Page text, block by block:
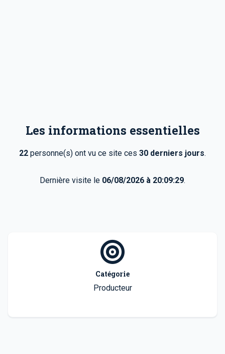
Les informations essentielles
22 personne(s) ont vu ce site ces 30 derniers jours.
Dernière visite le 06/08/2026 à 20:09:29.
Catégorie
Producteur